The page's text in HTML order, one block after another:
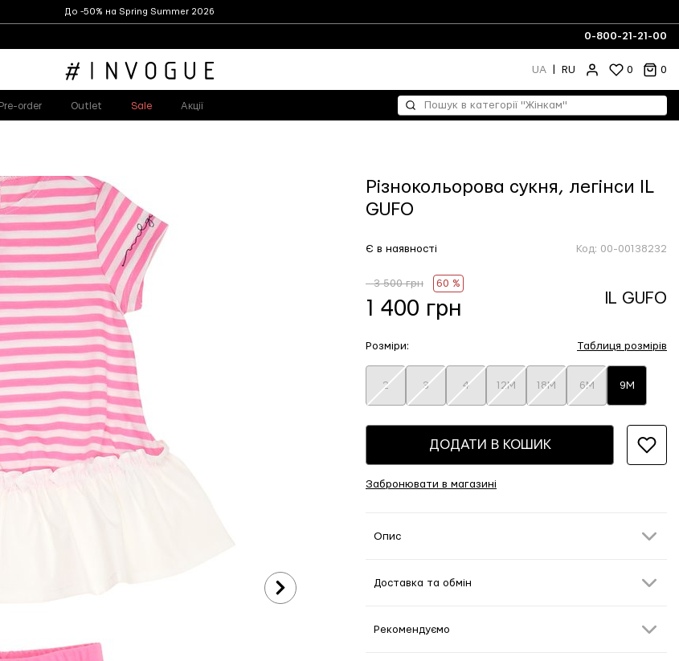
До -50% на Spring Summer 2026
0-800-21-21-00
UA RU 0 0
Pre-order Outlet Sale Акції
Різнокольорова сукня, легінси IL
GUFO
Є в наявності Код: 00-00138232
- 3 500 грн 60 %
1 400 грн IL GUFO
Розміри:
2 3 4 12М 18М 6М 9М
Таблиця розмірів
ДОДАТИ В КОШИК
Забронювати в магазині
Опис
Доставка та обмін
Рекомендуємо